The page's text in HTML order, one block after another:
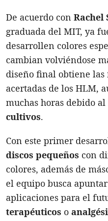
De acuerdo con Rachel
graduada del MIT, ya
desarrollen colores
cambian volviéndose
diseño final obtiene
acertadas de los HLM,
muchas horas debido
cultivos.
Con este primer
discos pequeños con
colores, además de
el equipo busca
aplicaciones para el
terapéuticos o